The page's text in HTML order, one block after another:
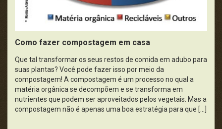
Pense Nisso
Pontos da História
Publicidade e Propaganda
Saúde e Cidadania
Como fazer compostagem em casa
Que tal transformar os seus restos de comida em adubo para
suas plantas? Você pode fazer isso por meio da
compostagem! A compostagem é um processo no qual a
matéria orgânica se decompõem e se transforma em
nutrientes que podem ser aproveitados pelos vegetais. Mas a
compostagem não é apenas uma boa estratégia para que […]